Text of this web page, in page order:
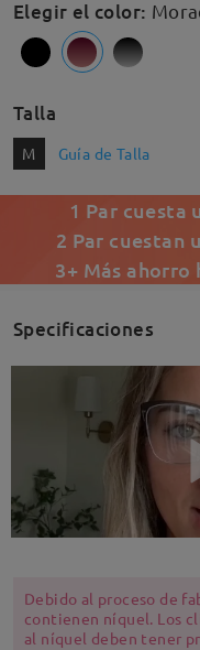
Elegir el color:
Talla
M Guía de Talla
1 Par cuesta
2 Par cuestan
3+ Más ahorro
Specificaciones
Debido al proceso de
contienen níquel. Los
al níquel deben tener